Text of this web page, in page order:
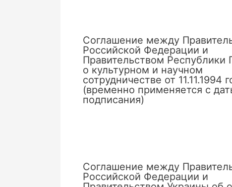
Соглашение между
Российской Федерации и
Правительством Республики
о культурном и научном
сотрудничестве от 11.11.1994
(временно применяется с
подписания)
Соглашение между
Российской Федерации и